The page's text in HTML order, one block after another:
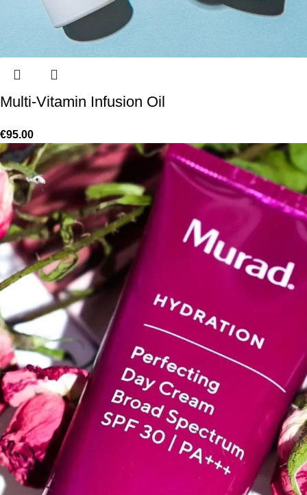
Multi-Vitamin Infusion Oil
€95.00